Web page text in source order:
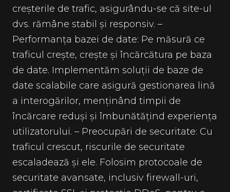
creșterile de trafic, asigurându-se că site-ul
dvs. rămâne stabil și responsiv. –
Performanța bazei de date: Pe măsură ce
traficul crește, crește și încărcătura pe baza
de date. Implementăm soluții de baze de
date scalabile care asigură gestionarea lină
a interogărilor, menținând timpii de
încărcare reduși și îmbunătățind experiența
utilizatorului. – Preocupări de securitate: Cu
traficul crescut, riscurile de securitate
escaladează și ele. Folosim protocoale de
securitate avansate, inclusiv firewall-uri,